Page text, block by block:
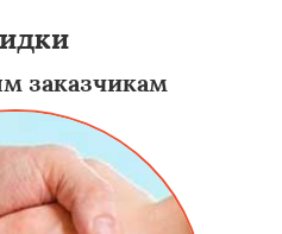
заказчикам